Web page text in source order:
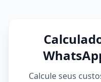
Calcule seus